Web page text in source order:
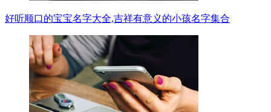
好听顺口的宝宝名字大全,吉祥有意义的小孩名字集合